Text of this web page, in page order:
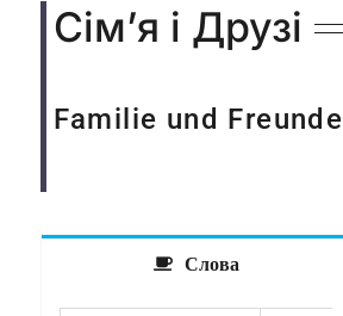
Сім’я і Друзі
Familie und Freunde
Слова